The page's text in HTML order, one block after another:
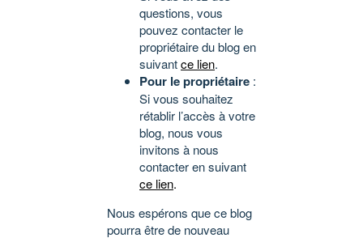
questions, vous
pouvez contacter le
propriétaire du blog en
suivantce lien.
Pour le propriétaire :
Si vous souhaitez
rétablir l’accès à votre
blog, nous vous
invitons à nous
contacter en suivant
ce lien.
Nous espérons que ce blog
pourra être de nouveau